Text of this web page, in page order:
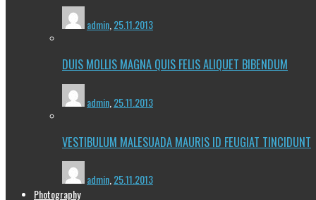
admin 25.11.2013
DUIS MOLLIS MAGNA QUIS FELIS ALIQUET BIBENDUM
admin 25.11.2013
VESTIBULUM MALESUADA MAURIS ID FEUGIAT TINCIDUNT
admin,25.11.2013
Photography